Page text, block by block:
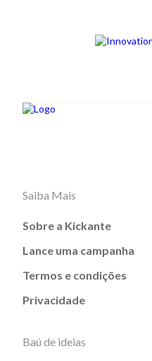
Saiba Mais
Sobre a Kickante
Lance uma campanha
Termos e condições
Privacidade
Baú de ideias